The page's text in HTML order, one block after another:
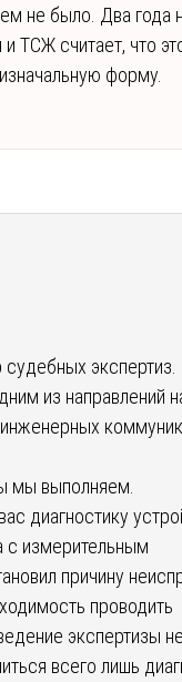
не было. Два года
ТСЖ считает, что
форму.
экспертиз.
из направлений
мы выполняем.
диагностику
с измерительным
причину
проводить
экспертизы не
всего лишь